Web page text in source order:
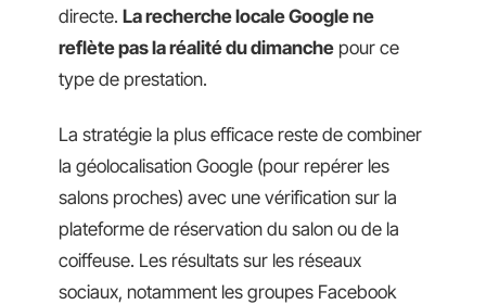
directe. La recherche locale Google ne
reflète pas la réalité du dimanche pour ce
type de prestation.
La stratégie la plus efficace reste de combiner
la géolocalisation Google (pour repérer les
salons proches) avec une vérification sur la
plateforme de réservation du salon ou de la
coiffeuse. Les résultats sur les réseaux
sociaux, notamment les groupes Facebook